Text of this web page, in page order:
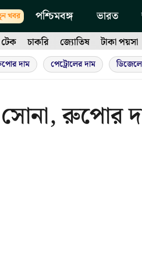
খবর পশ্চিমবঙ্গ ভারত
টেক চাকরি জ্যোতিষ টাকা পয়সা
দাম পেট্রোলের দাম
রুপোর